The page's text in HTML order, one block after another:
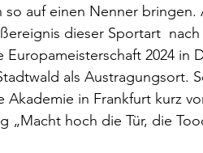
so auf einen Nenner
dieser Sportart
Europameisterschaft 2024
als Austragungsort.
Akademie in Frankfurt kurz
„Macht hoch die Tür, die